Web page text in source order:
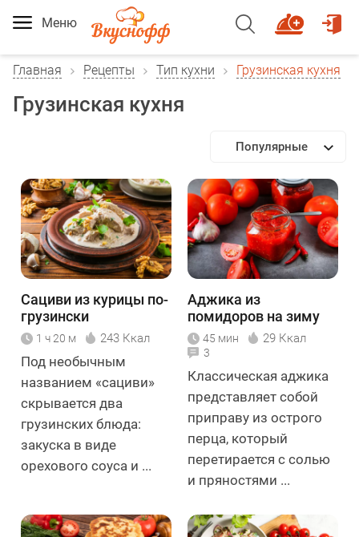
Меню
Главная Рецепты Тип кухни Грузинская кухня
Грузинская кухня
Популярные
Сациви из курицы по-
грузински
1 ч 20 м 243 Ккал
Под необычным
названием «сациви»
скрывается два
грузинских блюда:
закуска в виде
орехового соуса и ...
Аджика из
помидоров на зиму
45 мин 29 Ккал
3
Классическая аджика
представляет собой
приправу из острого
перца, который
перетирается с солью
и пряностями ...